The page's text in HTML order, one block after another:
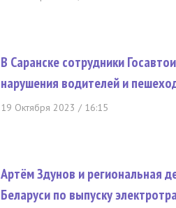
В Саранске сотрудники
нарушения водителей и
19 Октября 2023 / 16:15
Артём Здунов и региональная
Беларуси по выпуску